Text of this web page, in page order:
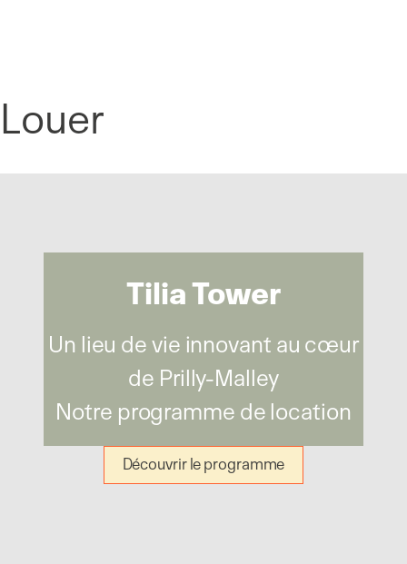
Louer
Tilia Tower
Un lieu de vie innovant au cœur
de Prilly-Malley
Notre programme de location
Découvrir le programme